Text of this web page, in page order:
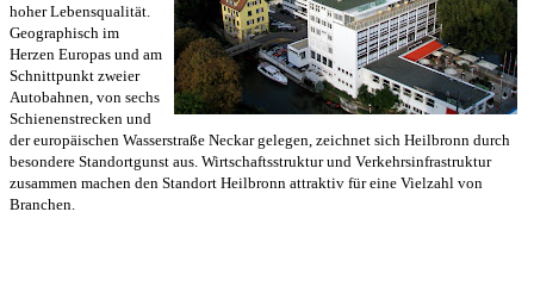
hoher Lebensqualität.
Geographisch im
Herzen Europas und am
Schnittpunkt zweier
Autobahnen, von sechs
Schienenstrecken und
der europäischen Wasserstraße Neckar gelegen, zeichnet sich Heilbronn durch
besondere Standortgunst aus. Wirtschaftsstruktur und Verkehrsinfrastruktur
zusammen machen den Standort Heilbronn attraktiv für eine Vielzahl von
Branchen.